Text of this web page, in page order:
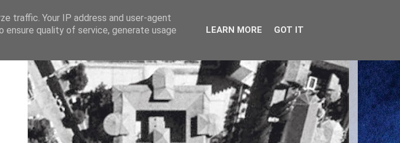
traffic. Your IP address and user-agent
quality of service, generate usage
LEARN MORE GOT IT